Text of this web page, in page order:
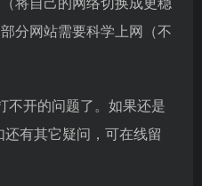
分网站需要科学上网（不
不开的问题了。如果还是
还有其它疑问，可在线留